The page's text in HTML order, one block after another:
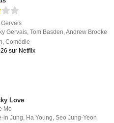
Gervais
Gervais ,Tom Basden ,Andrew Brooke
,Comédie
sur Netflix
Love
Mo
in Jung, Ha Young,Seo Jung-Yeon